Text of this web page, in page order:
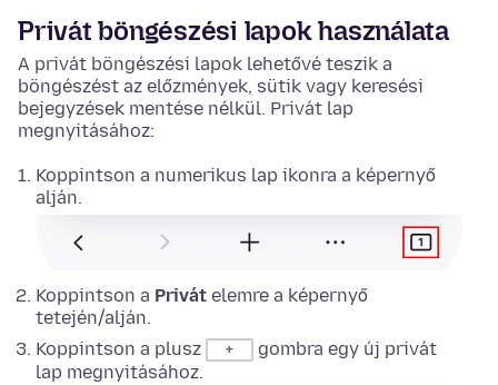
Privát böngészési lapok használata
A privát böngészési lapok lehetővé teszik a
böngészést az előzmények, sütik vagy keresési
bejegyzések mentése nélkül. Privát lap
megnyitásához:
Koppintson a numerikus lap ikonra a képernyő
alján.
Koppintson a Privát elemre a képernyő
tetején/alján.
Koppintson a plusz
+
gombra egy új privát
lap megnyitásához.